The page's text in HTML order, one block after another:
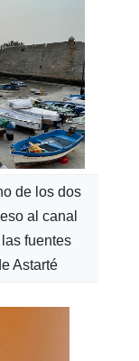
de los dos
al canal
fuentes
Astarté